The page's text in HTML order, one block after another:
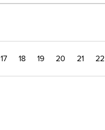
17 18 19 20 21 22